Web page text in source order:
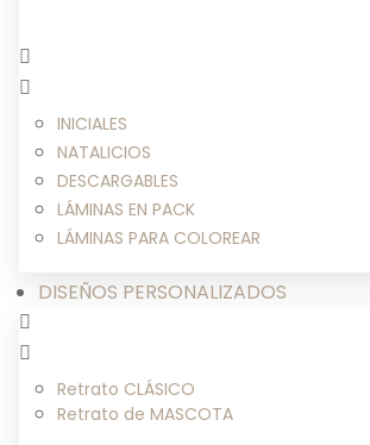
INICIALES
NATALICIOS
DESCARGABLES
LÁMINAS EN PACK
LÁMINAS PARA COLOREAR
DISEÑOS PERSONALIZADOS
Retrato CLÁSICO
Retrato de MASCOTA